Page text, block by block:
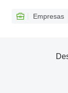
Empresas